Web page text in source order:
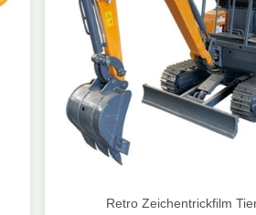
Retro Zeichentrickfilm